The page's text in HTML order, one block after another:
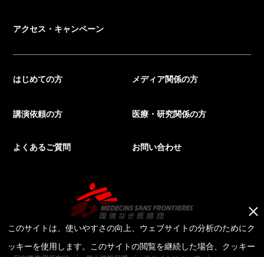
アクセス・キャンペーン
はじめての方 メディア関係の方
講演依頼の方 医療・研究関係の方
よくあるご質問 お問い合わせ
このサイトは、使いやすさの向上、ウェブサイトの分析のためにク
ッキーを使用します。このサイトの閲覧を継続した場合、クッキー